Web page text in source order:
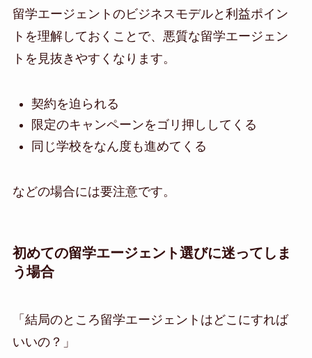
留学エージェントのビジネスモデルと利益ポイン
トを理解しておくことで、悪質な留学エージェン
トを見抜きやすくなります。
契約を迫られる
限定のキャンペーンをゴリ押ししてくる
同じ学校をなん度も進めてくる
などの場合には要注意です。
初めての留学エージェント選びに迷ってしま
う場合
「結局のところ留学エージェントはどこにすれば
いいの？」